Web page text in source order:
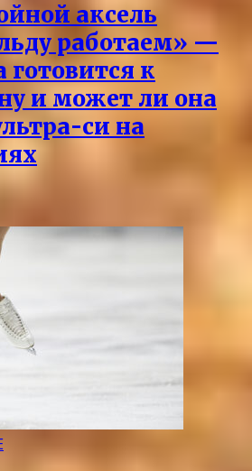
аксель
работаем» —
готовится к
и может ли она
си на